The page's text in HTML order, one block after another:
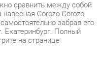
Лдсп
Дуб канзас
1000